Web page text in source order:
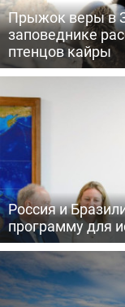
Прыжок веры в
заповеднике
птенцов кайры
Россия и
программу для